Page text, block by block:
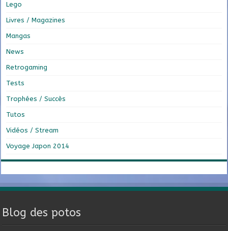
Lego
Livres / Magazines
Mangas
News
Retrogaming
Tests
Trophées / Succès
Tutos
Vidéos / Stream
Voyage Japon 2014
Blog des potos